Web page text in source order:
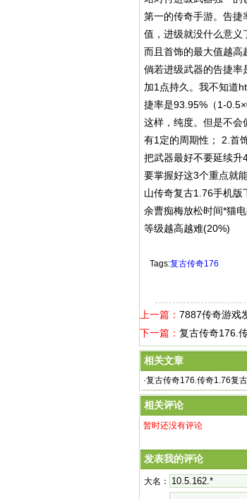
第一的传奇手游。告捷
值，进级就没什么意义
而且首饰的最大值越高
倘若进级武器的告捷率
加1点持久。我不知道
捷率是93.95%（1-
这样，纯度。但是不会
有1定的周期性； 2.首
把武器最好不要延续升
要掌握好这3个重点就
山传奇复古1.76手机版
余曹痴梅放松时间*猫
等级越高越难(20%)
Tags:复古传奇176
上一篇： 7887传奇游戏
下一篇： 复古传奇176.
相关文章
·复古传奇176.传奇1.76复
相关评论
暂时还没有评论
发表我的评论
大名：